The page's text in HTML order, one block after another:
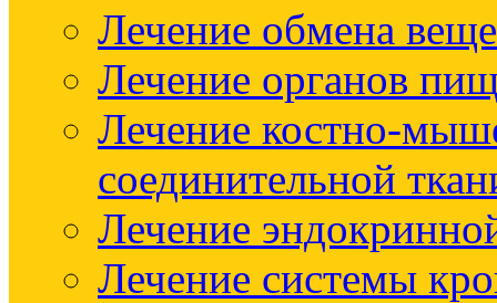
Лечение обмена
Лечение органов
Лечение костно-
соединительной
Лечение
Лечение системы